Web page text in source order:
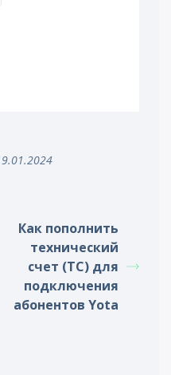
Как пополнить
технический
счет (ТС) для
подключения
абонентов Yota